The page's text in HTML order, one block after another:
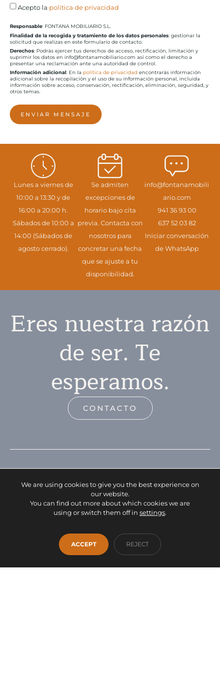
Acepto la política de privacidad
Responsable: FONTANA MOBILIARIO S.L.
Finalidad de la recogida y tratamiento de los datos personales: gestionar la
solicitud que realizas en este formulario de contacto.
Derechos: Podrás ejercer tus derechos de acceso, rectificación, limitación y
suprimir los datos en info@fontanamobiliario.com así como el derecho a
presentar una reclamación ante una autoridad de control.
Información adicional: En la política de privacidad encontrarás información
adicional sobre la recopilación y el uso de su información personal, incluida
información sobre acceso, conservación, rectificación, eliminación, seguridad, y
otros temas.
ENVIAR MENSAJE
Lunes a viernes de
10:00 a 13:30 y de
16:00 a 20:00 h.
Sábados de 10:00 a
14:00 (Sábados de
agosto cerrado).
Se admiten
excepciones de
horario bajo cita
previa. Contacta con
nosotros para
concretar una fecha
que se ajuste a tu
disponibilidad.
info@fontanamobili
ario.com
941 36 93 00
637 52 03 82
Iniciar conversación
de WhatsApp
Eres nuestra razón
de ser. Te
esperamos.
CONTACTO
EMPRESA SERVICIOS
PRODUCTOS
OUTLET
CONTACTO
We are using cookies to give you the best experience on
our website.
You can find out more about which cookies we are
using or switch them off in settings.
ACCEPT REJECT